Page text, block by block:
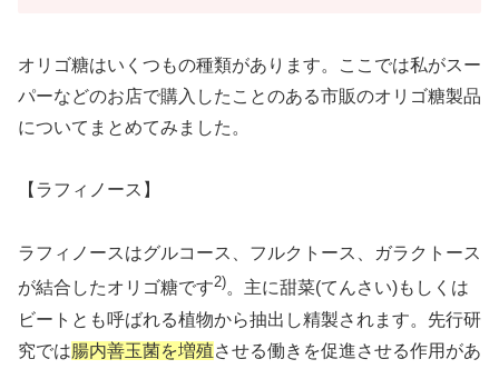
オリゴ糖はいくつもの種類があります。ここでは私がスー
パーなどのお店で購入したことのある市販のオリゴ糖製品
についてまとめてみました。
【ラフィノース】
ラフィノースはグルコース、フルクトース、ガラクトース
が結合したオリゴ糖です2)。主に甜菜(てんさい)もしくは
ビートとも呼ばれる植物から抽出し精製されます。先行研
究では腸内善玉菌を増殖させる働きを促進させる作用があ